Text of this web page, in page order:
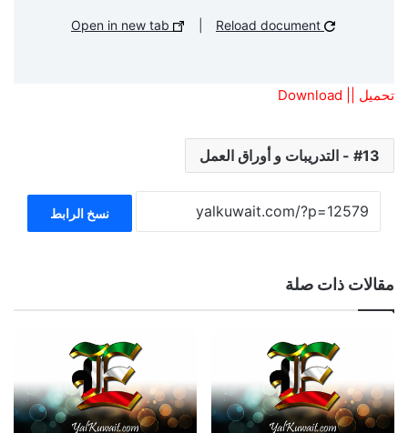
تحميل || Download
13 - التدريبات و أوراق العمل
نسخ الرابط
مقالات ذات صلة